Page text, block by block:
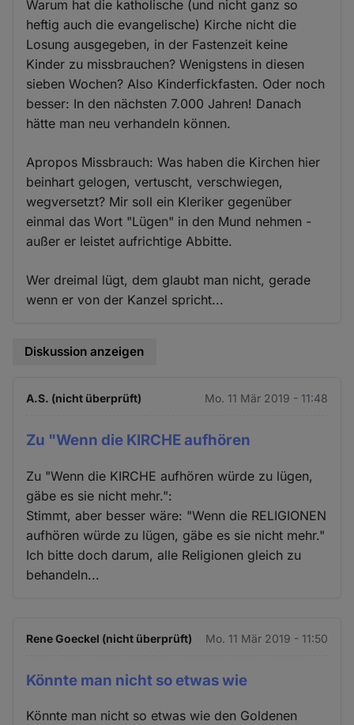
Warum hat die katholische (und nicht ganz so
heftig auch die evangelische) Kirche nicht die
Losung ausgegeben, in der Fastenzeit keine
Kinder zu missbrauchen? Wenigstens in diesen
sieben Wochen? Also Kinderfickfasten. Oder noch
besser: In den nächsten 7.000 Jahren! Danach
hätte man neu verhandeln können.
Apropos Missbrauch: Was haben die Kirchen hier
beinhart gelogen, vertuscht, verschwiegen,
wegversetzt? Mir soll ein Kleriker gegenüber
einmal das Wort "Lügen" in den Mund nehmen -
außer er leistet aufrichtige Abbitte.
Wer dreimal lügt, dem glaubt man nicht, gerade
wenn er von der Kanzel spricht...
Diskussion anzeigen
A.S. (nicht überprüft) Mo. 11 Mär 2019 - 11:48
Zu "Wenn die KIRCHE aufhören
Zu "Wenn die KIRCHE aufhören würde zu lügen,
gäbe es sie nicht mehr.":
Stimmt, aber besser wäre: "Wenn die RELIGIONEN
aufhören würde zu lügen, gäbe es sie nicht mehr."
Ich bitte doch darum, alle Religionen gleich zu
behandeln...
Rene Goeckel (nicht überprüft) Mo. 11 Mär 2019 - 11:50
Könnte man nicht so etwas wie
Könnte man nicht so etwas wie den Goldenen